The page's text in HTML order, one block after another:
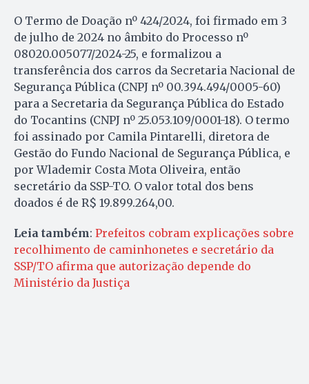
O Termo de Doação nº 424/2024, foi firmado em 3
de julho de 2024 no âmbito do Processo nº
08020.005077/2024-25, e formalizou a
transferência dos carros da Secretaria Nacional de
Segurança Pública (CNPJ nº 00.394.494/0005-60)
para a Secretaria da Segurança Pública do Estado
do Tocantins (CNPJ nº 25.053.109/0001-18). O termo
foi assinado por Camila Pintarelli, diretora de
Gestão do Fundo Nacional de Segurança Pública, e
por Wlademir Costa Mota Oliveira, então
secretário da SSP-TO. O valor total dos bens
doados é de R$ 19.899.264,00.
Leia também: Prefeitos cobram explicações sobre
recolhimento de caminhonetes e secretário da
SSP/TO afirma que autorização depende do
Ministério da Justiça